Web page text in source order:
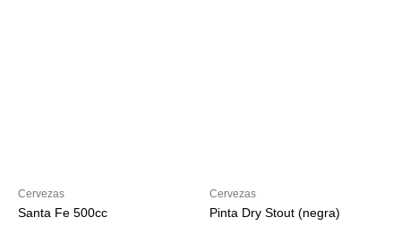
Cervezas
Santa Fe 500cc
Cervezas
Pinta Dry Stout (negra)